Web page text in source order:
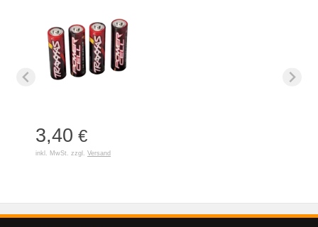
3,40 €
inkl. MwSt. zzgl. Versand